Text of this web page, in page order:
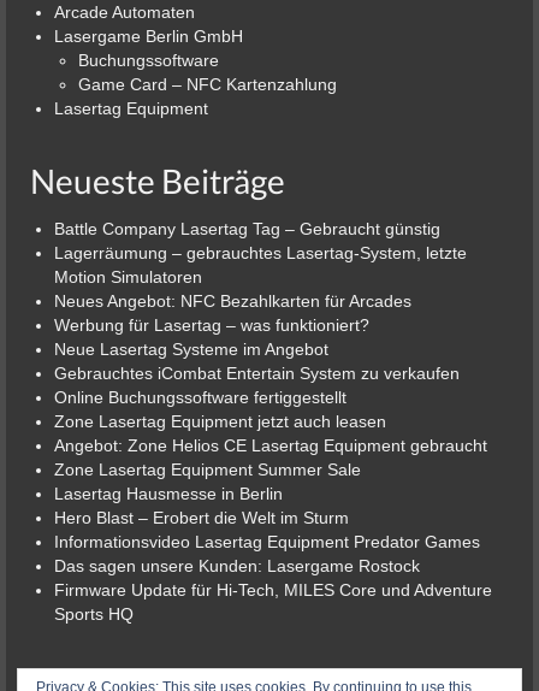
Arcade Automaten
Lasergame Berlin GmbH
Buchungssoftware
Game Card – NFC Kartenzahlung
Lasertag Equipment
Neueste Beiträge
Battle Company Lasertag Tag – Gebraucht günstig
Lagerräumung – gebrauchtes Lasertag-System, letzte
Motion Simulatoren
Neues Angebot: NFC Bezahlkarten für Arcades
Werbung für Lasertag – was funktioniert?
Neue Lasertag Systeme im Angebot
Gebrauchtes iCombat Entertain System zu verkaufen
Online Buchungssoftware fertiggestellt
Zone Lasertag Equipment jetzt auch leasen
Angebot: Zone Helios CE Lasertag Equipment gebraucht
Zone Lasertag Equipment Summer Sale
Lasertag Hausmesse in Berlin
Hero Blast – Erobert die Welt im Sturm
Informationsvideo Lasertag Equipment Predator Games
Das sagen unsere Kunden: Lasergame Rostock
Firmware Update für Hi-Tech, MILES Core und Adventure
Sports HQ
Privacy & Cookies: This site uses cookies. By continuing to use this